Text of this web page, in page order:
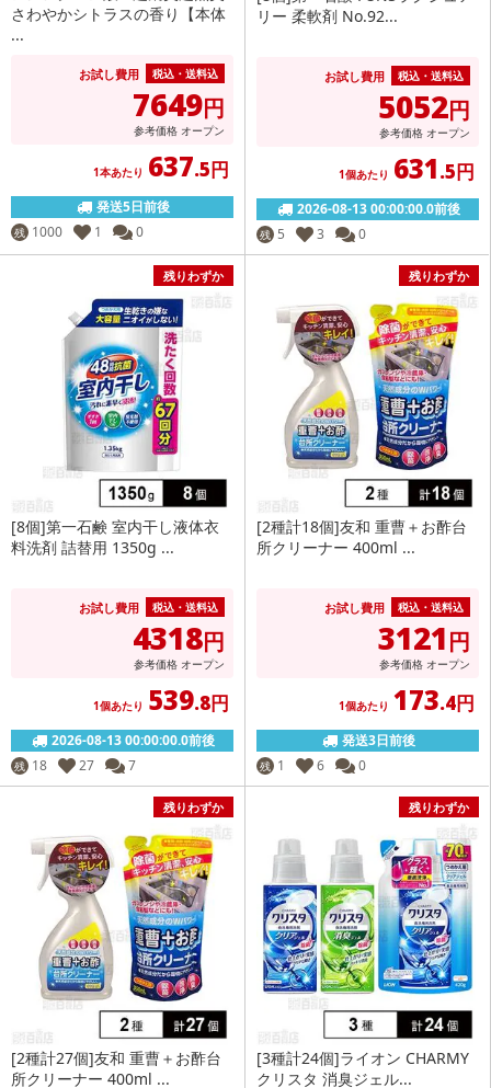
さわやかシトラスの香り【本体
...
お試し費用 税込・送料込
7649円
参考価格 オープン
1本あたり 637.5円
発送5日前後
残 1000 1 0
リー 柔軟剤 No.92...
お試し費用 税込・送料込
5052円
参考価格 オープン
1個あたり 631.5円
2026-08-13 00:00:00.0前後
残 5 3 0
残りわずか
[8個]第一石鹸 室内干し液体衣
料洗剤 詰替用 1350g ...
お試し費用 税込・送料込
4318円
参考価格 オープン
1個あたり 539.8円
2026-08-13 00:00:00.0前後
残 18 27 7
残りわずか
[2種計18個]友和 重曹＋お酢台
所クリーナー 400ml ...
お試し費用 税込・送料込
3121円
参考価格 オープン
1個あたり 173.4円
発送3日前後
残 1 6 0
残りわずか
[2種計27個]友和 重曹＋お酢台
所クリーナー 400ml ...
残りわずか
[3種計24個]ライオン CHARMY
クリスタ 消臭ジェル...